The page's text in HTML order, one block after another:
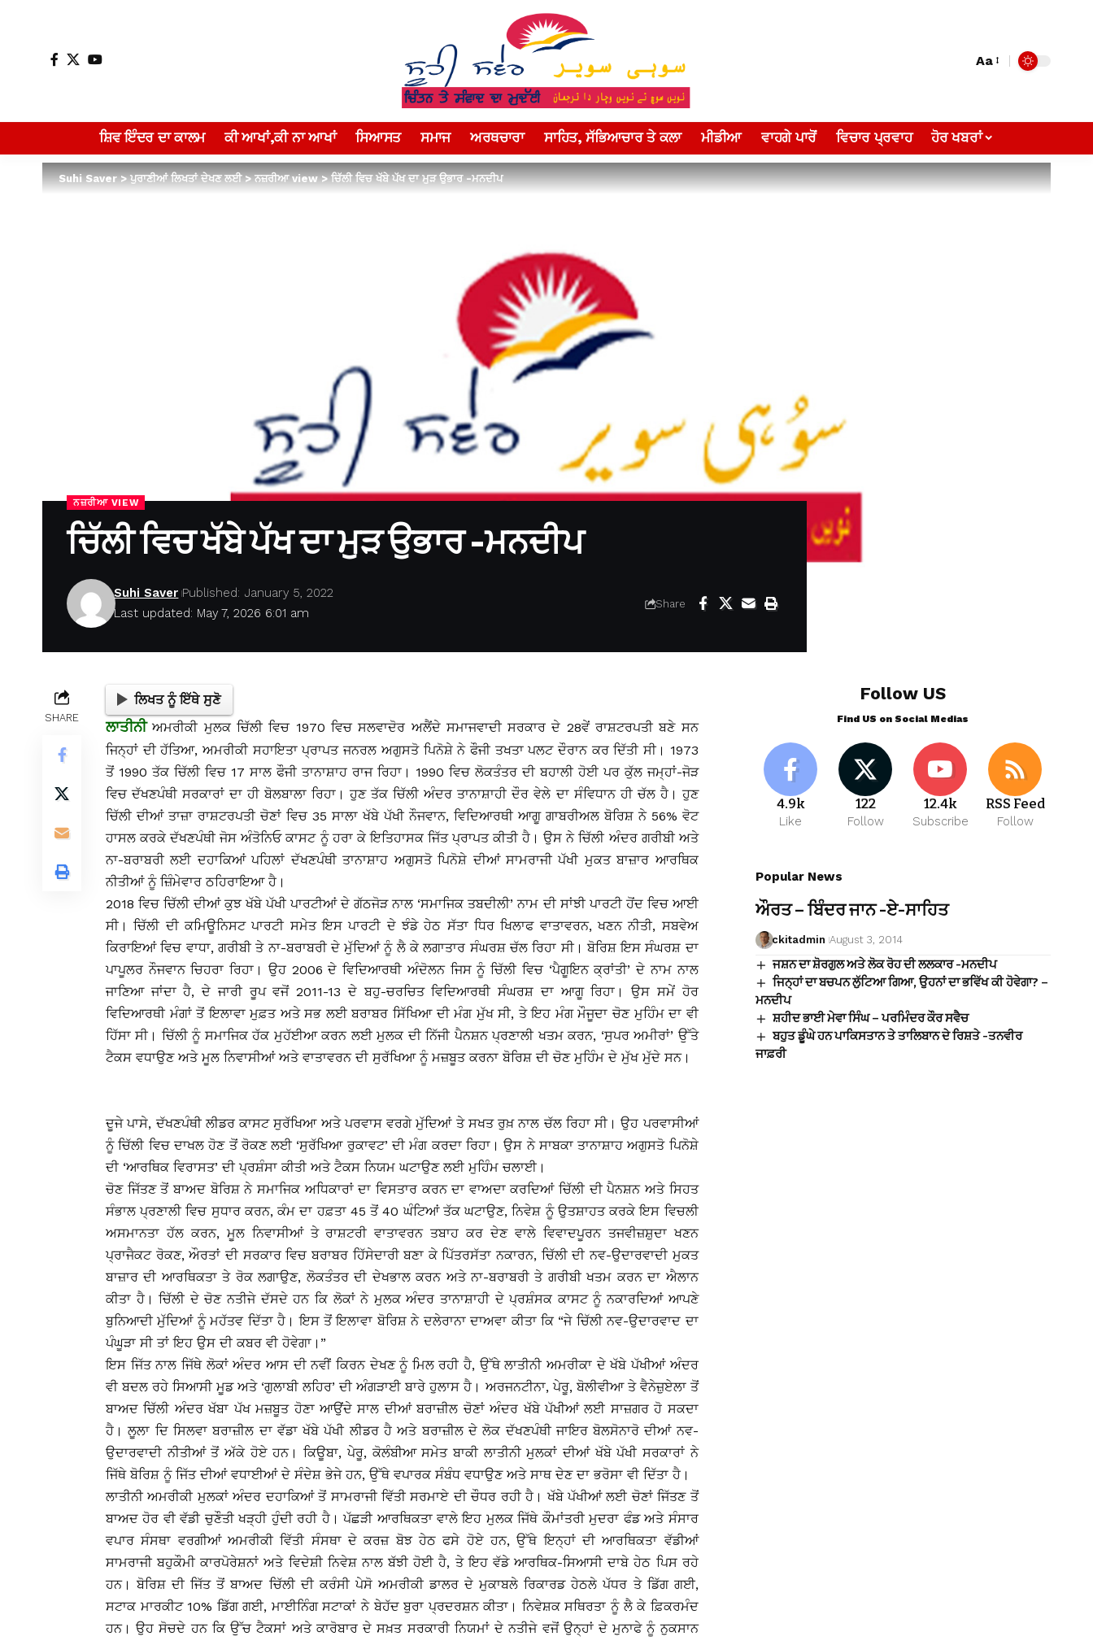
Aa
ਸ਼ਿਵ ਇੰਦਰ ਦਾ ਕਾਲਮ ਕੀ ਆਖਾਂ,ਕੀ ਨਾ ਆਖਾਂ ਸਿਆਸਤ ਸਮਾਜ ਅਰਥਚਾਰਾ ਸਾਹਿਤ, ਸੱਭਿਆਚਾਰ ਤੇ ਕਲਾ ਮੀਡੀਆ ਵਾਹਗੇ ਪਾਰੋਂ ਵਿਚਾਰ ਪ੍ਰਵਾਹ ਹੋਰ ਖਬਰਾਂ
Suhi Saver>ਪੁਰਾਣੀਆਂ ਲਿਖਤਾਂ ਦੇਖਣ ਲਈ>ਨਜ਼ਰੀਆ view>ਚਿੱਲੀ ਵਿਚ ਖੱਬੇ ਪੱਖ ਦਾ ਮੁੜ ਉਭਾਰ -ਮਨਦੀਪ
ਨਜ਼ਰੀਆ VIEW
ਚਿੱਲੀ ਵਿਚ ਖੱਬੇ ਪੱਖ ਦਾ ਮੁੜ ਉਭਾਰ -ਮਨਦੀਪ
Last updated: May 7, 2026 6:01 am
Suhi Saver Published: January 5, 2022
Share
SHARE
ਲਿਖਤ ਨੂੰ ਇੱਥੇ ਸੁਣੋ
ਲਾਤੀਨੀਅਮਰੀਕੀ ਮੁਲਕ ਚਿੱਲੀ ਵਿਚ 1970 ਵਿਚ ਸਲਵਾਦੋਰ ਅਲੈਂਦੇ ਸਮਾਜਵਾਦੀ ਸਰਕਾਰ ਦੇ 28ਵੇਂ ਰਾਸ਼ਟਰਪਤੀ ਬਣੇ ਸਨ
ਜਿਨ੍ਹਾਂ ਦੀ ਹੱਤਿਆ, ਅਮਰੀਕੀ ਸਹਾਇਤਾ ਪ੍ਰਾਪਤ ਜਨਰਲ ਅਗੁਸਤੋ ਪਿਨੋਸ਼ੇ ਨੇ ਫੌਜੀ ਤਖਤਾ ਪਲਟ ਦੌਰਾਨ ਕਰ ਦਿੱਤੀ ਸੀ। 1973
ਤੋਂ 1990 ਤੱਕ ਚਿੱਲੀ ਵਿਚ 17 ਸਾਲ ਫੌਜੀ ਤਾਨਾਸ਼ਾਹ ਰਾਜ ਰਿਹਾ। 1990 ਵਿਚ ਲੋਕਤੰਤਰ ਦੀ ਬਹਾਲੀ ਹੋਈ ਪਰ ਕੁੱਲ ਜਮ੍ਹਾਂ-ਜੋੜ
ਵਿਚ ਦੱਖਣਪੰਥੀ ਸਰਕਾਰਾਂ ਦਾ ਹੀ ਬੋਲਬਾਲਾ ਰਿਹਾ। ਹੁਣ ਤੱਕ ਚਿੱਲੀ ਅੰਦਰ ਤਾਨਾਸ਼ਾਹੀ ਦੌਰ ਵੇਲੇ ਦਾ ਸੰਵਿਧਾਨ ਹੀ ਚੱਲ ਹੈ। ਹੁਣ
ਚਿੱਲੀ ਦੀਆਂ ਤਾਜ਼ਾ ਰਾਸ਼ਟਰਪਤੀ ਚੋਣਾਂ ਵਿਚ 35 ਸਾਲਾ ਖੱਬੇ ਪੱਖੀ ਨੌਜਵਾਨ, ਵਿਦਿਆਰਥੀ ਆਗੂ ਗਾਬਰੀਅਲ ਬੋਰਿਸ਼ ਨੇ 56% ਵੋਟ
ਹਾਸਲ ਕਰਕੇ ਦੱਖਣਪੰਥੀ ਜੋਸ ਅੰਤੋਨਿਓ ਕਾਸਟ ਨੂੰ ਹਰਾ ਕੇ ਇਤਿਹਾਸਕ ਜਿੱਤ ਪ੍ਰਾਪਤ ਕੀਤੀ ਹੈ। ਉਸ ਨੇ ਚਿੱਲੀ ਅੰਦਰ ਗਰੀਬੀ ਅਤੇ
ਨਾ-ਬਰਾਬਰੀ ਲਈ ਦਹਾਕਿਆਂ ਪਹਿਲਾਂ ਦੱਖਣਪੰਥੀ ਤਾਨਾਸ਼ਾਹ ਅਗੁਸਤੋ ਪਿਨੋਸ਼ੇ ਦੀਆਂ ਸਾਮਰਾਜੀ ਪੱਖੀ ਮੁਕਤ ਬਾਜ਼ਾਰ ਆਰਥਿਕ
ਨੀਤੀਆਂ ਨੂੰ ਜ਼ਿੰਮੇਵਾਰ ਠਹਿਰਾਇਆ ਹੈ।
2018 ਵਿਚ ਚਿੱਲੀ ਦੀਆਂ ਕੁਝ ਖੱਬੇ ਪੱਖੀ ਪਾਰਟੀਆਂ ਦੇ ਗੱਠਜੋੜ ਨਾਲ ‘ਸਮਾਜਿਕ ਤਬਦੀਲੀ’ ਨਾਮ ਦੀ ਸਾਂਝੀ ਪਾਰਟੀ ਹੋਂਦ ਵਿਚ ਆਈ
ਸੀ। ਚਿੱਲੀ ਦੀ ਕਮਿਊਨਿਸਟ ਪਾਰਟੀ ਸਮੇਤ ਇਸ ਪਾਰਟੀ ਦੇ ਝੰਡੇ ਹੇਠ ਸੱਤਾ ਧਿਰ ਖਿਲਾਫ ਵਾਤਾਵਰਨ, ਖਣਨ ਨੀਤੀ, ਸਬਵੇਅ
ਕਿਰਾਇਆਂ ਵਿਚ ਵਾਧਾ, ਗਰੀਬੀ ਤੇ ਨਾ-ਬਰਾਬਰੀ ਦੇ ਮੁੱਦਿਆਂ ਨੂੰ ਲੈ ਕੇ ਲਗਾਤਾਰ ਸੰਘਰਸ਼ ਚੱਲ ਰਿਹਾ ਸੀ। ਬੋਰਿਸ਼ ਇਸ ਸੰਘਰਸ਼ ਦਾ
ਪਾਪੂਲਰ ਨੌਜਵਾਨ ਚਿਹਰਾ ਰਿਹਾ। ਉਹ 2006 ਦੇ ਵਿਦਿਆਰਥੀ ਅੰਦੋਲਨ ਜਿਸ ਨੂੰ ਚਿੱਲੀ ਵਿਚ ‘ਪੈਗੂਇਨ ਕ੍ਰਾਂਤੀ’ ਦੇ ਨਾਮ ਨਾਲ
ਜਾਣਿਆ ਜਾਂਦਾ ਹੈ, ਦੇ ਜਾਰੀ ਰੂਪ ਵਜੋਂ 2011-13 ਦੇ ਬਹੁ-ਚਰਚਿਤ ਵਿਦਿਆਰਥੀ ਸੰਘਰਸ਼ ਦਾ ਆਗੂ ਰਿਹਾ। ਉਸ ਸਮੇਂ ਹੋਰ
ਵਿਦਿਆਰਥੀ ਮੰਗਾਂ ਤੋਂ ਇਲਾਵਾ ਮੁਫ਼ਤ ਅਤੇ ਸਭ ਲਈ ਬਰਾਬਰ ਸਿੱਖਿਆ ਦੀ ਮੰਗ ਮੁੱਖ ਸੀ, ਤੇ ਇਹ ਮੰਗ ਮੌਜੂਦਾ ਚੋਣ ਮੁਹਿੰਮ ਦਾ ਵੀ
ਹਿੱਸਾ ਸੀ। ਚਿੱਲੀ ਨੂੰ ਸਮਾਜਿਕ ਹੱਕ ਮੁਹੱਈਆ ਕਰਨ ਲਈ ਮੁਲਕ ਦੀ ਨਿੱਜੀ ਪੈਨਸ਼ਨ ਪ੍ਰਣਾਲੀ ਖਤਮ ਕਰਨ, ‘ਸੁਪਰ ਅਮੀਰਾਂ’ ਉੱਤੇ
ਟੈਕਸ ਵਧਾਉਣ ਅਤੇ ਮੂਲ ਨਿਵਾਸੀਆਂ ਅਤੇ ਵਾਤਾਵਰਨ ਦੀ ਸੁਰੱਖਿਆ ਨੂੰ ਮਜ਼ਬੂਤ ਕਰਨਾ ਬੋਰਿਸ਼ ਦੀ ਚੋਣ ਮੁਹਿੰਮ ਦੇ ਮੁੱਖ ਮੁੱਦੇ ਸਨ।
ਦੂਜੇ ਪਾਸੇ, ਦੱਖਣਪੰਥੀ ਲੀਡਰ ਕਾਸਟ ਸੁਰੱਖਿਆ ਅਤੇ ਪਰਵਾਸ ਵਰਗੇ ਮੁੱਦਿਆਂ ਤੇ ਸਖਤ ਰੁਖ਼ ਨਾਲ ਚੱਲ ਰਿਹਾ ਸੀ। ਉਹ ਪਰਵਾਸੀਆਂ
ਨੂੰ ਚਿੱਲੀ ਵਿਚ ਦਾਖਲ ਹੋਣ ਤੋਂ ਰੋਕਣ ਲਈ ‘ਸੁਰੱਖਿਆ ਰੁਕਾਵਟ’ ਦੀ ਮੰਗ ਕਰਦਾ ਰਿਹਾ। ਉਸ ਨੇ ਸਾਬਕਾ ਤਾਨਾਸ਼ਾਹ ਅਗੁਸਤੋ ਪਿਨੋਸ਼ੇ
ਦੀ ‘ਆਰਥਿਕ ਵਿਰਾਸਤ’ ਦੀ ਪ੍ਰਸ਼ੰਸਾ ਕੀਤੀ ਅਤੇ ਟੈਕਸ ਨਿਯਮ ਘਟਾਉਣ ਲਈ ਮੁਹਿੰਮ ਚਲਾਈ।
ਚੋਣ ਜਿੱਤਣ ਤੋਂ ਬਾਅਦ ਬੋਰਿਸ਼ ਨੇ ਸਮਾਜਿਕ ਅਧਿਕਾਰਾਂ ਦਾ ਵਿਸਤਾਰ ਕਰਨ ਦਾ ਵਾਅਦਾ ਕਰਦਿਆਂ ਚਿੱਲੀ ਦੀ ਪੈਨਸ਼ਨ ਅਤੇ ਸਿਹਤ
ਸੰਭਾਲ ਪ੍ਰਣਾਲੀ ਵਿਚ ਸੁਧਾਰ ਕਰਨ, ਕੰਮ ਦਾ ਹਫ਼ਤਾ 45 ਤੋਂ 40 ਘੰਟਿਆਂ ਤੱਕ ਘਟਾਉਣ, ਨਿਵੇਸ਼ ਨੂੰ ਉਤਸ਼ਾਹਤ ਕਰਕੇ ਇਸ ਵਿਚਲੀ
ਅਸਮਾਨਤਾ ਹੱਲ ਕਰਨ, ਮੂਲ ਨਿਵਾਸੀਆਂ ਤੇ ਰਾਸ਼ਟਰੀ ਵਾਤਾਵਰਨ ਤਬਾਹ ਕਰ ਦੇਣ ਵਾਲੇ ਵਿਵਾਦਪੂਰਨ ਤਜਵੀਜ਼ਸ਼ੁਦਾ ਖਣਨ
ਪ੍ਰਾਜੈਕਟ ਰੋਕਣ, ਔਰਤਾਂ ਦੀ ਸਰਕਾਰ ਵਿਚ ਬਰਾਬਰ ਹਿੱਸੇਦਾਰੀ ਬਣਾ ਕੇ ਪਿੱਤਰਸੱਤਾ ਨਕਾਰਨ, ਚਿੱਲੀ ਦੀ ਨਵ-ਉਦਾਰਵਾਦੀ ਮੁਕਤ
ਬਾਜ਼ਾਰ ਦੀ ਆਰਥਿਕਤਾ ਤੇ ਰੋਕ ਲਗਾਉਣ, ਲੋਕਤੰਤਰ ਦੀ ਦੇਖਭਾਲ ਕਰਨ ਅਤੇ ਨਾ-ਬਰਾਬਰੀ ਤੇ ਗਰੀਬੀ ਖਤਮ ਕਰਨ ਦਾ ਐਲਾਨ
ਕੀਤਾ ਹੈ। ਚਿੱਲੀ ਦੇ ਚੋਣ ਨਤੀਜੇ ਦੱਸਦੇ ਹਨ ਕਿ ਲੋਕਾਂ ਨੇ ਮੁਲਕ ਅੰਦਰ ਤਾਨਾਸ਼ਾਹੀ ਦੇ ਪ੍ਰਸ਼ੰਸਕ ਕਾਸਟ ਨੂੰ ਨਕਾਰਦਿਆਂ ਆਪਣੇ
ਬੁਨਿਆਦੀ ਮੁੱਦਿਆਂ ਨੂੰ ਮਹੱਤਵ ਦਿੱਤਾ ਹੈ। ਇਸ ਤੋਂ ਇਲਾਵਾ ਬੋਰਿਸ਼ ਨੇ ਦਲੇਰਾਨਾ ਦਾਅਵਾ ਕੀਤਾ ਕਿ “ਜੇ ਚਿੱਲੀ ਨਵ-ਉਦਾਰਵਾਦ ਦਾ
ਪੰਘੂੜਾ ਸੀ ਤਾਂ ਇਹ ਉਸ ਦੀ ਕਬਰ ਵੀ ਹੋਵੇਗਾ।”
ਇਸ ਜਿੱਤ ਨਾਲ ਜਿੱਥੇ ਲੋਕਾਂ ਅੰਦਰ ਆਸ ਦੀ ਨਵੀਂ ਕਿਰਨ ਦੇਖਣ ਨੂੰ ਮਿਲ ਰਹੀ ਹੈ, ਉੱਥੇ ਲਾਤੀਨੀ ਅਮਰੀਕਾ ਦੇ ਖੱਬੇ ਪੱਖੀਆਂ ਅੰਦਰ
ਵੀ ਬਦਲ ਰਹੇ ਸਿਆਸੀ ਮੂਡ ਅਤੇ ‘ਗੁਲਾਬੀ ਲਹਿਰ’ ਦੀ ਅੰਗੜਾਈ ਬਾਰੇ ਹੁਲਾਸ ਹੈ। ਅਰਜਨਟੀਨਾ, ਪੇਰੂ, ਬੋਲੀਵੀਆ ਤੇ ਵੈਨੇਜ਼ੁਏਲਾ ਤੋਂ
ਬਾਅਦ ਚਿੱਲੀ ਅੰਦਰ ਖੱਬਾ ਪੱਖ ਮਜ਼ਬੂਤ ਹੋਣਾ ਆਉਂਦੇ ਸਾਲ ਦੀਆਂ ਬਰਾਜ਼ੀਲ ਚੋਣਾਂ ਅੰਦਰ ਖੱਬੇ ਪੱਖੀਆਂ ਲਈ ਸਾਜ਼ਗਰ ਹੋ ਸਕਦਾ
ਹੈ। ਲੂਲਾ ਦਿ ਸਿਲਵਾ ਬਰਾਜ਼ੀਲ ਦਾ ਵੱਡਾ ਖੱਬੇ ਪੱਖੀ ਲੀਡਰ ਹੈ ਅਤੇ ਬਰਾਜ਼ੀਲ ਦੇ ਲੋਕ ਦੱਖਣਪੰਥੀ ਜਾਇਰ ਬੋਲਸੋਨਾਰੋ ਦੀਆਂ ਨਵ-
ਉਦਾਰਵਾਦੀ ਨੀਤੀਆਂ ਤੋਂ ਅੱਕੇ ਹੋਏ ਹਨ। ਕਿਊਬਾ, ਪੇਰੂ, ਕੋਲੰਬੀਆ ਸਮੇਤ ਬਾਕੀ ਲਾਤੀਨੀ ਮੁਲਕਾਂ ਦੀਆਂ ਖੱਬੇ ਪੱਖੀ ਸਰਕਾਰਾਂ ਨੇ
ਜਿੱਥੇ ਬੋਰਿਸ਼ ਨੂੰ ਜਿੱਤ ਦੀਆਂ ਵਧਾਈਆਂ ਦੇ ਸੰਦੇਸ਼ ਭੇਜੇ ਹਨ, ਉੱਥੇ ਵਪਾਰਕ ਸੰਬੰਧ ਵਧਾਉਣ ਅਤੇ ਸਾਥ ਦੇਣ ਦਾ ਭਰੋਸਾ ਵੀ ਦਿੱਤਾ ਹੈ।
ਲਾਤੀਨੀ ਅਮਰੀਕੀ ਮੁਲਕਾਂ ਅੰਦਰ ਦਹਾਕਿਆਂ ਤੋਂ ਸਾਮਰਾਜੀ ਵਿੱਤੀ ਸਰਮਾਏ ਦੀ ਚੌਧਰ ਰਹੀ ਹੈ। ਖੱਬੇ ਪੱਖੀਆਂ ਲਈ ਚੋਣਾਂ ਜਿੱਤਣ ਤੋਂ
ਬਾਅਦ ਹੋਰ ਵੀ ਵੱਡੀ ਚੁਣੌਤੀ ਖੜ੍ਹੀ ਹੁੰਦੀ ਰਹੀ ਹੈ। ਪੱਛੜੀ ਆਰਥਿਕਤਾ ਵਾਲੇ ਇਹ ਮੁਲਕ ਜਿੱਥੇ ਕੌਮਾਂਤਰੀ ਮੁਦਰਾ ਫੰਡ ਅਤੇ ਸੰਸਾਰ
ਵਪਾਰ ਸੰਸਥਾ ਵਰਗੀਆਂ ਅਮਰੀਕੀ ਵਿੱਤੀ ਸੰਸਥਾ ਦੇ ਕਰਜ਼ ਬੋਝ ਹੇਠ ਫਸੇ ਹੋਏ ਹਨ, ਉੱਥੇ ਇਨ੍ਹਾਂ ਦੀ ਆਰਥਿਕਤਾ ਵੱਡੀਆਂ
ਸਾਮਰਾਜੀ ਬਹੁਕੌਮੀ ਕਾਰਪੋਰੇਸ਼ਨਾਂ ਅਤੇ ਵਿਦੇਸ਼ੀ ਨਿਵੇਸ਼ ਨਾਲ ਬੱਝੀ ਹੋਈ ਹੈ, ਤੇ ਇਹ ਵੱਡੇ ਆਰਥਿਕ-ਸਿਆਸੀ ਦਾਬੇ ਹੇਠ ਪਿਸ ਰਹੇ
ਹਨ। ਬੋਰਿਸ਼ ਦੀ ਜਿੱਤ ਤੋਂ ਬਾਅਦ ਚਿੱਲੀ ਦੀ ਕਰੰਸੀ ਪੇਸੋ ਅਮਰੀਕੀ ਡਾਲਰ ਦੇ ਮੁਕਾਬਲੇ ਰਿਕਾਰਡ ਹੇਠਲੇ ਪੱਧਰ ਤੇ ਡਿੱਗ ਗਈ,
ਸਟਾਕ ਮਾਰਕੀਟ 10% ਡਿੱਗ ਗਈ, ਮਾਈਨਿੰਗ ਸਟਾਕਾਂ ਨੇ ਬੇਹੱਦ ਬੁਰਾ ਪ੍ਰਦਰਸ਼ਨ ਕੀਤਾ। ਨਿਵੇਸ਼ਕ ਸਥਿਰਤਾ ਨੂੰ ਲੈ ਕੇ ਫ਼ਿਕਰਮੰਦ
ਹਨ। ਉਹ ਸੋਚਦੇ ਹਨ ਕਿ ਉੱਚ ਟੈਕਸਾਂ ਅਤੇ ਕਾਰੋਬਾਰ ਦੇ ਸਖ਼ਤ ਸਰਕਾਰੀ ਨਿਯਮਾਂ ਦੇ ਨਤੀਜੇ ਵਜੋਂ ਉਨ੍ਹਾਂ ਦੇ ਮੁਨਾਫੇ ਨੂੰ ਨੁਕਸਾਨ
Follow US
Find US on Social Medias
4.9k
Like
122
Follow
12.4k
Subscribe
RSS Feed
Follow
Popular News
ਔਰਤ – ਬਿੰਦਰ ਜਾਨ -ਏ-ਸਾਹਿਤ
ckitadmin August 3, 2014
ਜਸ਼ਨ ਦਾ ਸ਼ੋਰਗੁਲ ਅਤੇ ਲੋਕ ਰੋਹ ਦੀ ਲਲਕਾਰ -ਮਨਦੀਪ
ਜਿਨ੍ਹਾਂ ਦਾ ਬਚਪਨ ਲੁੱਟਿਆ ਗਿਆ, ਉਹਨਾਂ ਦਾ ਭਵਿੱਖ ਕੀ ਹੋਵੇਗਾ? –
ਮਨਦੀਪ
ਸ਼ਹੀਦ ਭਾਈ ਮੇਵਾ ਸਿੰਘ – ਪਰਮਿੰਦਰ ਕੌਰ ਸਵੈਚ
ਬਹੁਤ ਡੂੰਘੇ ਹਨ ਪਾਕਿਸਤਾਨ ਤੇ ਤਾਲਿਬਾਨ ਦੇ ਰਿਸ਼ਤੇ -ਤਨਵੀਰ
ਜਾਫ਼ਰੀ